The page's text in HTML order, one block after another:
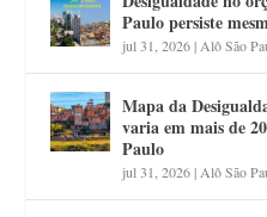
Paulo persiste
jul 31, 2026| Alô São
Mapa da
varia em mais de
Paulo
jul 31, 2026| Alô São